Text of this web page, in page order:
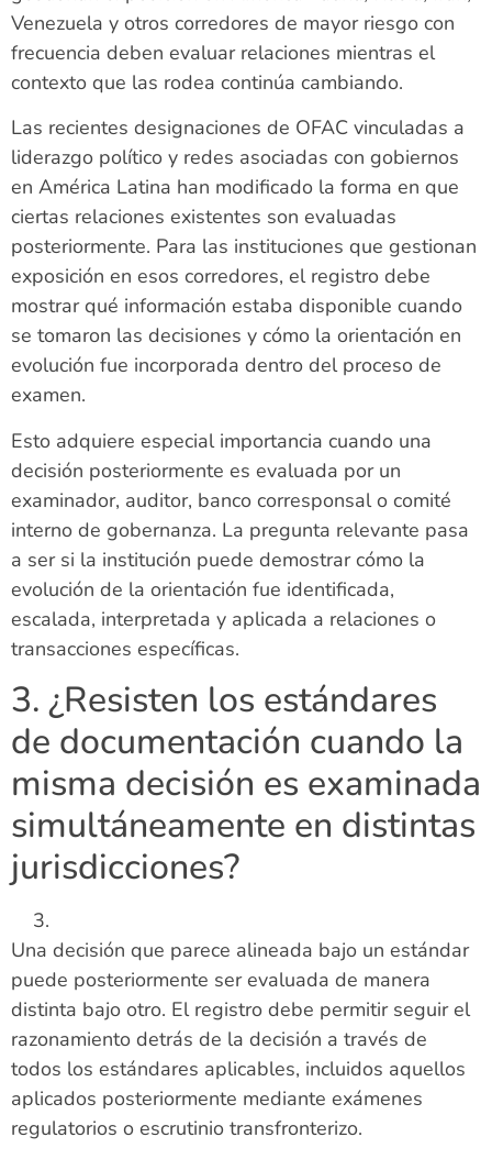
Venezuela y otros corredores de mayor riesgo con
frecuencia deben evaluar relaciones mientras el
contexto que las rodea continúa cambiando.
Las recientes designaciones de OFAC vinculadas a
liderazgo político y redes asociadas con gobiernos
en América Latina han modificado la forma en que
ciertas relaciones existentes son evaluadas
posteriormente. Para las instituciones que gestionan
exposición en esos corredores, el registro debe
mostrar qué información estaba disponible cuando
se tomaron las decisiones y cómo la orientación en
evolución fue incorporada dentro del proceso de
examen.
Esto adquiere especial importancia cuando una
decisión posteriormente es evaluada por un
examinador, auditor, banco corresponsal o comité
interno de gobernanza. La pregunta relevante pasa
a ser si la institución puede demostrar cómo la
evolución de la orientación fue identificada,
escalada, interpretada y aplicada a relaciones o
transacciones específicas.
3. ¿Resisten los estándares
de documentación cuando la
misma decisión es examinada
simultáneamente en distintas
jurisdicciones?
Una decisión que parece alineada bajo un estándar
puede posteriormente ser evaluada de manera
distinta bajo otro. El registro debe permitir seguir el
razonamiento detrás de la decisión a través de
todos los estándares aplicables, incluidos aquellos
aplicados posteriormente mediante exámenes
regulatorios o escrutinio transfronterizo.